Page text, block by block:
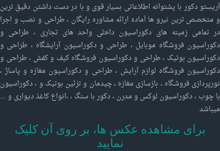
آریستو دکور با پشتوانه اطلاعاتی بسیار قوی و با در دست داشتن دقیق ترین
و متخصص ترین نیرو ها آماده ارائه مشاوره رایگان ، طراحی و نصب و اجرا
در تمامی زمینه های دکوراسیون داخلی واحد های تجاری ، طراحی و
دکوراسیون فروشگاه موبایل ، طراحی و دکوراسیون آرایشگاه ، طراحی و
دکوراسیون بوتیک ، طراحی و دکوراسیون فروشگاه کیف و کفش ، طراحی و
دکوراسیون فروشگاه لوازم آرایش ، طراحی و دکوراسیون مغازه و پاساژ ،
نورپردازی فروشگاه ، بازسازی مغازه ، چیدمان و تزئین بوتیک و ، دکوراسیون
با چوب ، دکوراسیون لوکس و مدرن ، دکور با سنگ ، ،انواع کاغذ دیواری و ...
میباشد
برای مشاهده عکس ها، بر روی آن کلیک
نمایید